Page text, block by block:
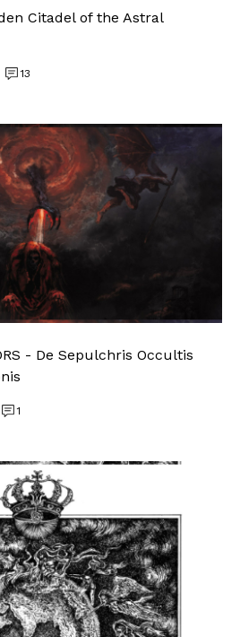
Citadel of the Astral
13
- De Sepulchris Occultis
1